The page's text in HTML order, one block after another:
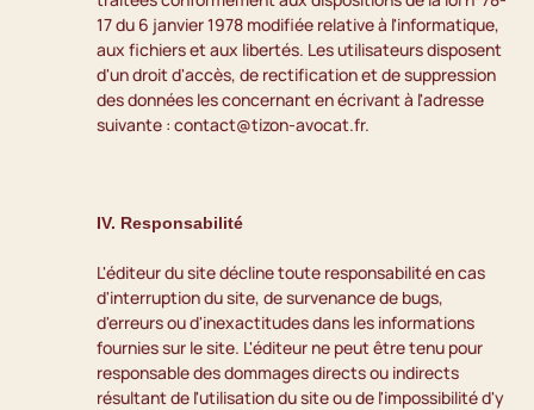
17 du 6 janvier 1978 modifiée relative à l'informatique,
aux fichiers et aux libertés. Les utilisateurs disposent
d'un droit d'accès, de rectification et de suppression
des données les concernant en écrivant à l'adresse
suivante : contact@tizon-avocat.fr.
IV. Responsabilité
L'éditeur du site décline toute responsabilité en cas
d'interruption du site, de survenance de bugs,
d'erreurs ou d'inexactitudes dans les informations
fournies sur le site. L'éditeur ne peut être tenu pour
responsable des dommages directs ou indirects
résultant de l'utilisation du site ou de l'impossibilité d'y